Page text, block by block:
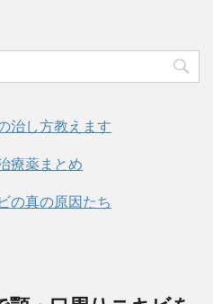
治し方教えます
療薬まとめ
の真の原因たち